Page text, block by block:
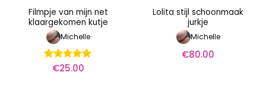
Filmpje van mijn net
klaargekomen kutje
Michelle
Waardering
€25.00
Lolita stijl schoonmaak
jurkje
Michelle
€80.00